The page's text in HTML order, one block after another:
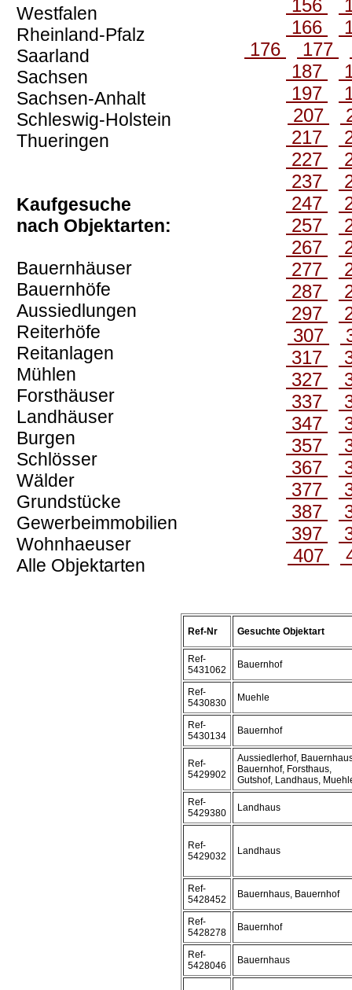
Westfalen
Rheinland-Pfalz
Saarland
Sachsen
Sachsen-Anhalt
Schleswig-Holstein
Thueringen
Kaufgesuche
nach Objektarten:
Bauernhäuser
Bauernhöfe
Aussiedlungen
Reiterhöfe
Reitanlagen
Mühlen
Forsthäuser
Landhäuser
Burgen
Schlösser
Wälder
Grundstücke
Gewerbeimmobilien
Wohnhaeuser
Alle Objektarten
156
166
176
177
187
197
207
217
227
237
247
257
267
277
287
297
307
317
327
337
347
357
367
377
387
397
407
Ref-Nr Gesuchte Objektart
Ref-
5431062
Bauernhof
Ref-
5430830
Muehle
Ref-
5430134
Bauernhof
Ref-
5429902
Aussiedlerhof,
Bauernhof, Forsthaus,
Gutshof, Landhaus,
Ref-
5429380
Landhaus
Ref-
5429032
Landhaus
Ref-
5428452
Bauernhaus, Bauernhof
Ref-
5428278
Bauernhof
Ref-
5428046
Bauernhaus